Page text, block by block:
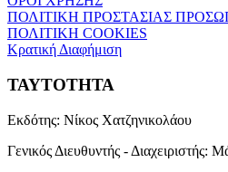
ΠΟΛΙΤΙΚΗ ΠΡΟΣΤΑΣΙΑΣ
ΠΟΛΙΤΙΚΗ COOKIES
Κρατική Διαφήμιση
ΤΑΥΤΟΤΗΤΑ
Εκδότης: Νίκος Χατζηνικολάου
Γενικός Διευθυντής - Διαχειριστής: